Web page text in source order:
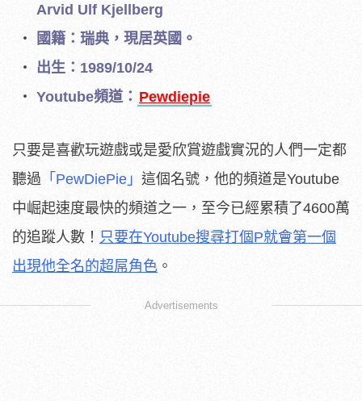
Arvid Ulf Kjellberg
國籍：瑞典，現居英國。
出生：1989/10/24
Youtube頻道： Pewdiepie
只要是喜歡玩遊戲或是愛欣賞遊戲實況的人們一定都
聽過 「PewDiePie」 這個名號，他的頻道是Youtube
中崛起速度最快的頻道之一，至今已經累積了4600萬
的追蹤人數！ 只要在Youtube搜尋打個P就會第一個
出現他全名的超屌角色 。
Advertisements